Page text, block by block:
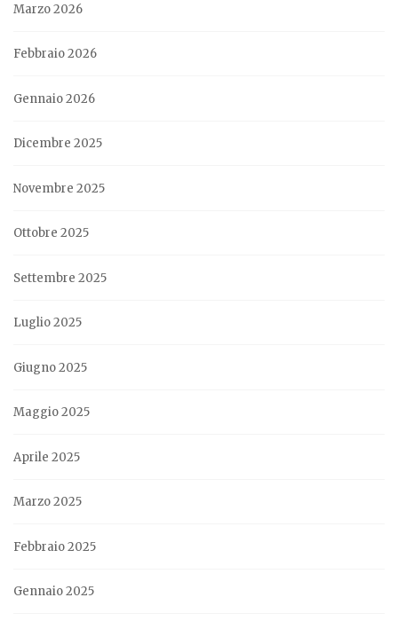
Marzo 2026
Febbraio 2026
Gennaio 2026
Dicembre 2025
Novembre 2025
Ottobre 2025
Settembre 2025
Luglio 2025
Giugno 2025
Maggio 2025
Aprile 2025
Marzo 2025
Febbraio 2025
Gennaio 2025